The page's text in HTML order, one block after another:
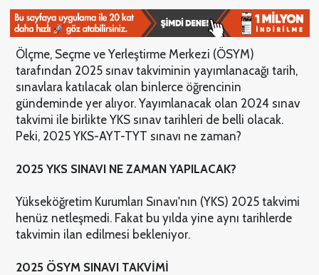
Ölçme, Seçme ve Yerleştirme Merkezi (ÖSYM)
tarafından 2025 sınav takviminin yayımlanacağı tarih,
sınavlara katılacak olan binlerce öğrencinin
gündeminde yer alıyor. Yayımlanacak olan 2024 sınav
takvimi ile birlikte YKS sınav tarihleri de belli olacak.
Peki, 2025 YKS-AYT-TYT sınavı ne zaman?
2025 YKS SINAVI NE ZAMAN YAPILACAK?
Yükseköğretim Kurumları Sınavı'nın (YKS) 2025 takvimi
henüz netleşmedi. Fakat bu yılda yine aynı tarihlerde
takvimin ilan edilmesi bekleniyor.
2025 ÖSYM SINAVI TAKVİMİ